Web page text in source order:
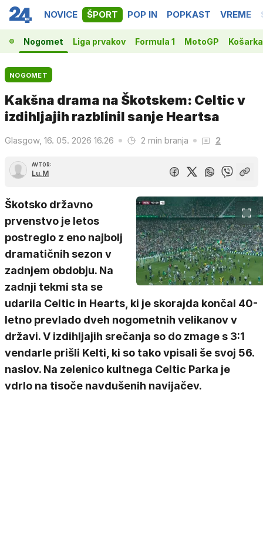
NOVICE ŠPORT POP IN POPKAST VREME
Nogomet Liga prvakov Formula 1 MotoGP Košarka
NOGOMET
Kakšna drama na Škotskem: Celtic v
izdihljajih razblinil sanje Heartsa
Glasgow, 16. 05. 2026 16.26 2 min branja 2
AVTOR:
Lu.M
Škotsko državno
prvenstvo je letos
postreglo z eno najbolj
dramatičnih sezon v
zadnjem obdobju. Na
zadnji tekmi sta se
udarila Celtic in Hearts, ki je skorajda končal 40-
letno prevlado dveh nogometnih velikanov v
državi. V izdihljajih srečanja so do zmage s 3:1
vendarle prišli Kelti, ki so tako vpisali še svoj 56.
naslov. Na zelenico kultnega Celtic Parka je
vdrlo na tisoče navdušenih navijačev.